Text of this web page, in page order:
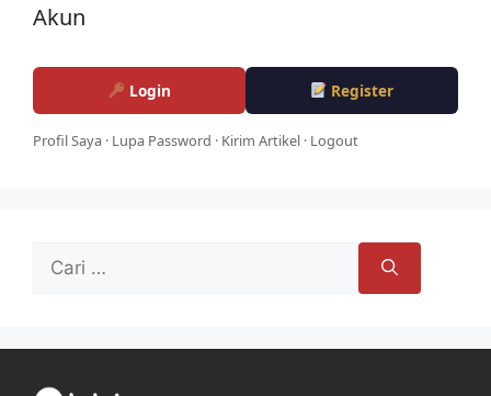
Akun
Login Register
Profil Saya · Lupa Password · Kirim Artikel · Logout
untuk: